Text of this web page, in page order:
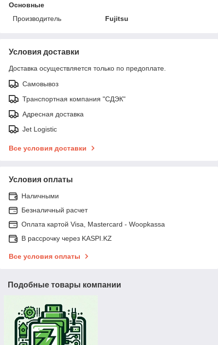
Основные
Производитель
Fujitsu
Условия доставки
Доставка осуществляется только по предоплате.
Самовывоз
Транспортная компания "СДЭК"
Адресная доставка
Jet Logistic
Все условия доставки
Условия оплаты
Наличными
Безналичный расчет
Оплата картой Visa, Mastercard - Woopkassa
В рассрочку через KASPI.KZ
Все условия оплаты
Подобные товары компании